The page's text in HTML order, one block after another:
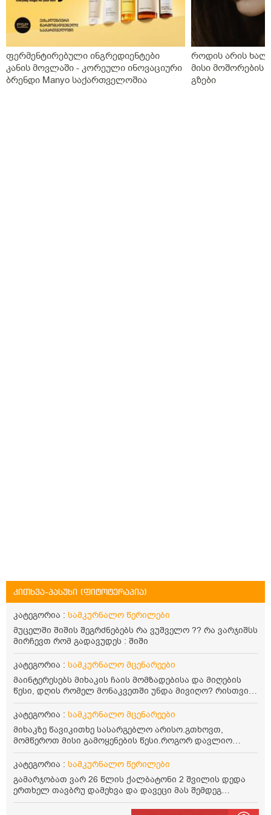
ფერმენტირებული ინგრედიენტები
კანის მოვლაში - კორეული ინოვაციური
ბრენდი Manyo საქართველოშია
როდის არის
მისი მოშორების
გზები
კითხვა-პასუხი (ფიტოტერაპია)
კატეგორია : სამკურნალო წერილები
მუცელში შიშის შეგრძნებებს რა ვუშველო ?? რა ვარჯიშსს
მირჩევთ რომ გადავუდეს : შიში
კატეგორია : სამკურნალო მცენარეები
მაინტერესებს მიხაკის ჩაის მომზადებისა და მიღების
წესი, დღის რომელ მონაკვეთში უნდა მივიღო? რისთვის
არის სასარგებლო და უკუჩვენება თუ აქვს
კატეგორია : სამკურნალო მცენარეები
მიხაკზე წავიკითხე სასარგებლო არისო.გთხოვთ,
მომწეროთ მისი გამოყენების წესი.როგორ დავლიო
მიხაკის ჩაი. ასევე მაინტერესებს ლეიკოციტები მაქვს
ოდნავ დაბალი და წავიკითხე ლეიკოციტების დონეს
კატეგორია : სამკურნალო წერილები
გამარჯობათ ვარ 26 წლის ქალბატონი 2 შვილის დედა
ერთხელ თავბრუ დამეხვა და დავეცი მას შემდეგ
დამეწყო შიშები ვეღარ გავდიოდი გარეთ რადგან ისევ
ასე ცუდად არ გავხდარიყავი ყურის ანთება მქონდა